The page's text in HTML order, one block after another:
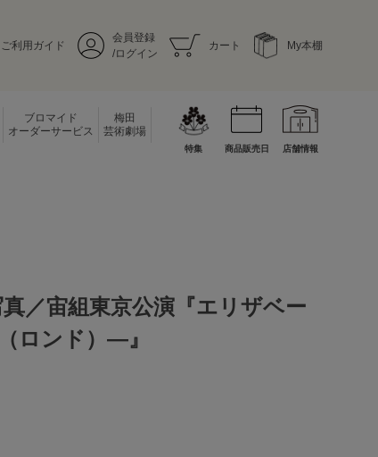
ご利用ガイド
会員登録
/ログイン
カート My本棚
ブロマイド
オーダーサービス
梅田
芸術劇場
特集 商品販売日 店舗情報
／宙組東京公演『エリザベー
ロンド）―』